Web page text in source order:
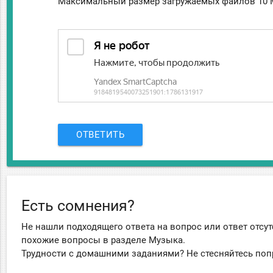
ОТВЕТИТЬ
Есть сомнения?
Не нашли подходящего ответа на вопрос или ответ
похожие вопросы в разделе Музыка.
Трудности с домашними заданиями? Не стесняйтесь